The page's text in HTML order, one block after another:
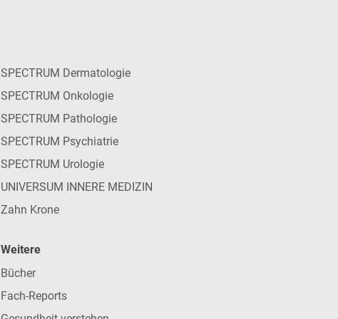
SPECTRUM Dermatologie
SPECTRUM Onkologie
SPECTRUM Pathologie
SPECTRUM Psychiatrie
SPECTRUM Urologie
UNIVERSUM INNERE MEDIZIN
Zahn Krone
Weitere
Bücher
Fach-Reports